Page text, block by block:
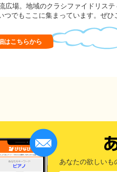
広場。地域のクラシファイドリステ
でもここに集まっています。ぜひ
はこちらから
あなたの欲しいも